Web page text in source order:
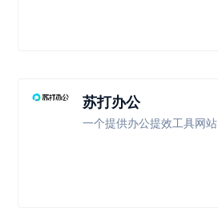
苏打办公
一个提供办公提效工具网站